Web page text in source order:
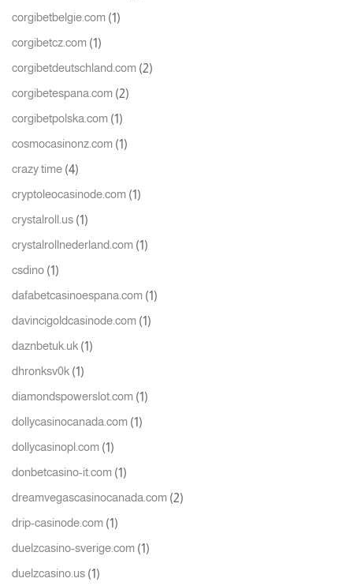
corgibetbelgie.com (1)
corgibetcz.com (1)
corgibetdeutschland.com (2)
corgibetespana.com (2)
corgibetpolska.com (1)
cosmocasinonz.com (1)
crazy time (4)
cryptoleocasinode.com (1)
crystalroll.us (1)
crystalrollnederland.com (1)
csdino (1)
dafabetcasinoespana.com (1)
davincigoldcasinode.com (1)
daznbetuk.uk (1)
dhronksv0k (1)
diamondspowerslot.com (1)
dollycasinocanada.com (1)
dollycasinopl.com (1)
donbetcasino-it.com (1)
dreamvegascasinocanada.com (2)
drip-casinode.com (1)
duelzcasino-sverige.com (1)
duelzcasino.us (1)